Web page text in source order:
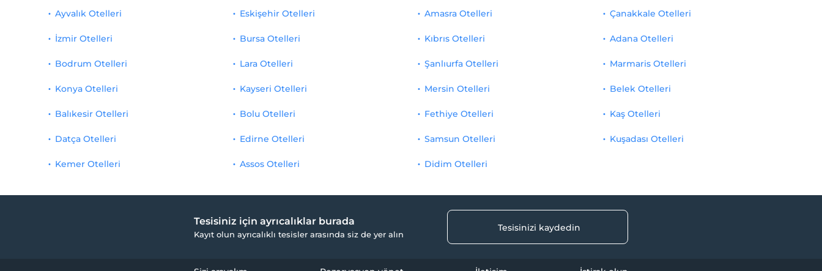
Ayvalık Otelleri
İzmir Otelleri
Eskişehir Otelleri
Bursa Otelleri
Amasra Otelleri
Kıbrıs Otelleri
Çanakkale Otelleri
Adana Otelleri
Bodrum Otelleri
Konya Otelleri
Balıkesir Otelleri
Datça Otelleri
Kemer Otelleri
Lara Otelleri
Kayseri Otelleri
Bolu Otelleri
Edirne Otelleri
Assos Otelleri
Şanlıurfa Otelleri
Mersin Otelleri
Fethiye Otelleri
Samsun Otelleri
Didim Otelleri
Marmaris Otelleri
Belek Otelleri
Kaş Otelleri
Kuşadası Otelleri
Tesisiniz için ayrıcalıklar burada
Kayıt olun ayrıcalıklı tesisler arasında siz de yer alın
Tesisinizi kaydedin